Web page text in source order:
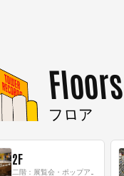
Floors
フロア
2F